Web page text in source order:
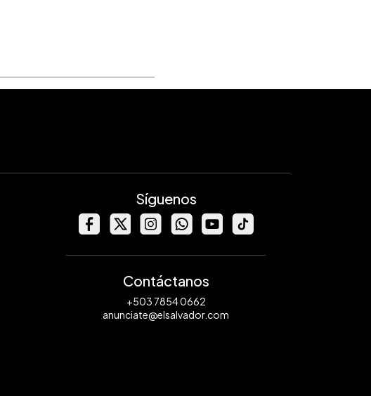
Síguenos
Contáctanos
+503 7854 0662
anunciate@elsalvador.com